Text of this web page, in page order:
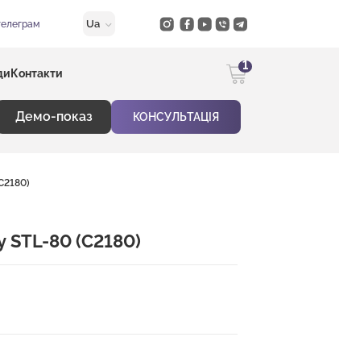
Ua
Контакти
1
Демо-показ КОНСУЛЬТАЦІЯ
STL-80 (C2180)